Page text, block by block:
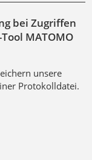
bei Zugriffen
MATOMO
unsere
Protokolldatei.